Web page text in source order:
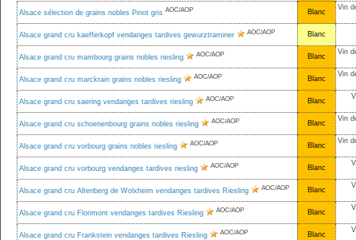
Alsace sélection de grains nobles Pinot gris AOC/AOP Blanc
Vin
Alsace grand cru kaefferkopf vendanges tardives gewurztraminer AOC/AOP Blanc
Alsace grand cru mambourg grains nobles riesling AOC/AOP Blanc
Vin
Alsace grand cru marckrain grains nobles riesling AOC/AOP Blanc
Vin
Alsace grand cru saering vendanges tardives riesling AOC/AOP Blanc
Alsace grand cru schoenenbourg grains nobles riesling AOC/AOP Blanc
Vin
Alsace grand cru vorbourg grains nobles riesling AOC/AOP Blanc
Vin
Alsace grand cru vorbourg vendanges tardives riesling AOC/AOP Blanc
Alsace grand cru Altenberg de Wolxheim vendanges tardives Riesling AOC/AOP Blanc
Alsace grand cru Florimont vendanges tardives Riesling AOC/AOP Blanc
Alsace grand cru Frankstein vendanges tardives Riesling AOC/AOP Blanc